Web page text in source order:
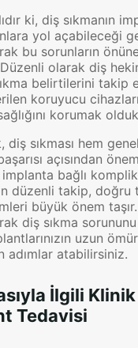
ki, diş sıkmanın
yol açabileceği
bu sorunların
olarak diş
belirtilerini takip
koruyucu
korumak
diş sıkması hem
açısından
implanta bağlı
düzenli takip, doğru
büyük önem
diş sıkma
uzun
adımlar atabilirsiniz.
İlgili
Tedavisi